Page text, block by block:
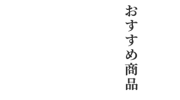
常陸牛／花園牛とは？
お
す
す
め
商
品